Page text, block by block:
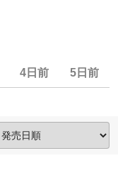
4日前 5日前